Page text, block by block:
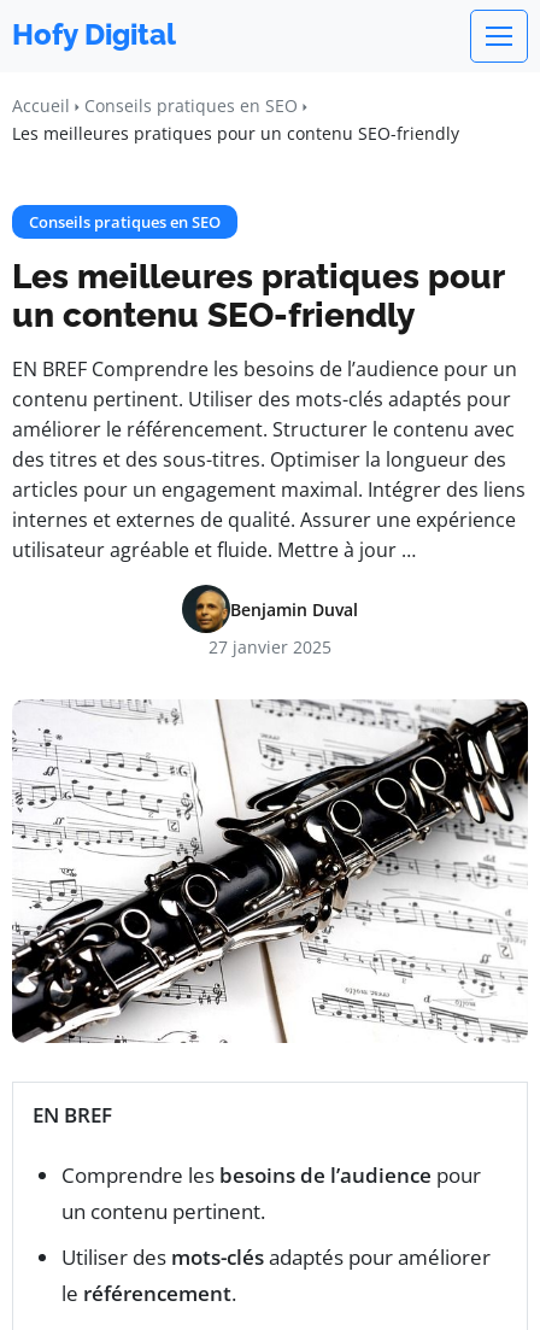
Hofy Digital
Accueil
Conseils pratiques en SEO
Les meilleures pratiques pour un contenu SEO-friendly
Conseils pratiques en SEO
Les meilleures pratiques pour
un contenu SEO-friendly
EN BREF Comprendre les besoins de l’audience pour un
contenu pertinent. Utiliser des mots-clés adaptés pour
améliorer le référencement. Structurer le contenu avec
des titres et des sous-titres. Optimiser la longueur des
articles pour un engagement maximal. Intégrer des liens
internes et externes de qualité. Assurer une expérience
utilisateur agréable et fluide. Mettre à jour …
Benjamin Duval
27 janvier 2025
EN BREF
Comprendre les besoins de l’audience pour
un contenu pertinent.
Utiliser des mots-clésadaptés pour améliorer
le référencement.